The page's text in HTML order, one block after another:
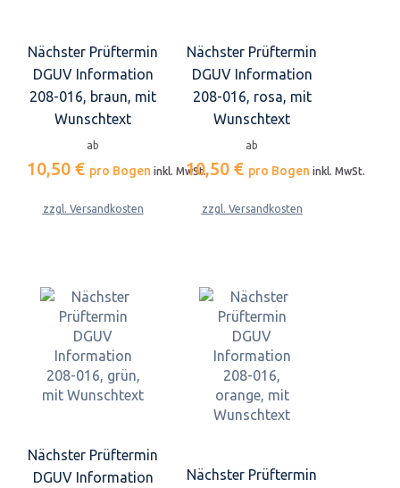
Nächster Prüftermin
DGUV Information
208-016, braun, mit
Wunschtext
ab
10,50 € pro Bogen inkl. MwSt.
zzgl. Versandkosten
Nächster Prüftermin
DGUV Information
208-016, rosa, mit
Wunschtext
ab
10,50 € pro Bogen inkl. MwSt.
zzgl. Versandkosten
Nächster Prüftermin
DGUV Information
Nächster Prüftermin